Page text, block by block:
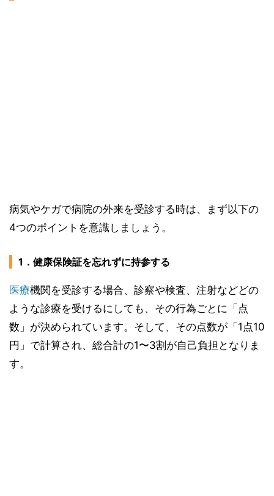
病気やケガで病院の外来を受診する時は、まず以下の
4つのポイントを意識しましょう。
1．健康保険証を忘れずに持参する
医療機関を受診する場合、診察や検査、注射などどの
ような診療を受けるにしても、その行為ごとに「点
数」が決められています。そして、その点数が「1点10
円」で計算され、総合計の1〜3割が自己負担となりま
す。